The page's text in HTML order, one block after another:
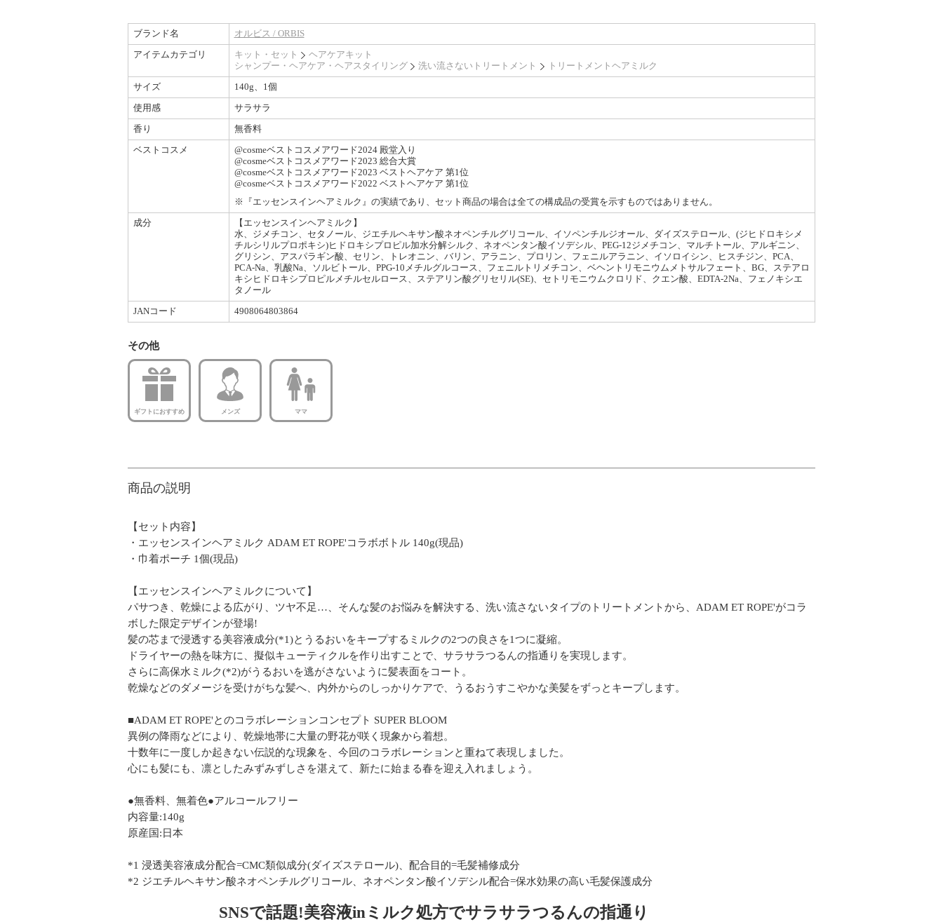
ブランド名
オルビス / ORBIS
アイテムカテゴリ
キット・セット
ヘアケアキット
シャンプー・ヘアケア・ヘアスタイリング
洗い流さないトリートメント
トリートメントヘアミルク
サイズ
140g、1個
使用感
サラサラ
香り
無香料
ベストコスメ
@cosmeベストコスメアワード2024 殿堂入り
@cosmeベストコスメアワード2023 総合大賞
@cosmeベストコスメアワード2023 ベストヘアケア 第1位
@cosmeベストコスメアワード2022 ベストヘアケア 第1位
※『エッセンスインヘアミルク』の実績であり、セット商品の場合は全ての構成品の受賞を示すものではありません。
成分
【エッセンスインヘアミルク】
水、ジメチコン、セタノール、ジエチルヘキサン酸ネオペンチルグリコール、イソペンチルジオール、ダイズステロール、(ジヒドロキシメ
チルシリルプロポキシ)ヒドロキシプロピル加水分解シルク、ネオペンタン酸イソデシル、PEG-12ジメチコン、マルチトール、アルギニン、
グリシン、アスパラギン酸、セリン、トレオニン、バリン、アラニン、プロリン、フェニルアラニン、イソロイシン、ヒスチジン、PCA、
PCA-Na、乳酸Na、ソルビトール、PPG-10メチルグルコース、フェニルトリメチコン、ベヘントリモニウムメトサルフェート、BG、ステアロ
キシヒドロキシプロピルメチルセルロース、ステアリン酸グリセリル(SE)、セトリモニウムクロリド、クエン酸、EDTA-2Na、フェノキシエ
タノール
JANコード
4908064803864
その他
ギフトにおすすめ メンズ ママ
商品の説明
【セット内容】
・エッセンスインヘアミルク ADAM ET ROPE'コラボボトル 140g(現品)
・巾着ポーチ 1個(現品)
【エッセンスインヘアミルクについて】
パサつき、乾燥による広がり、ツヤ不足…、そんな髪のお悩みを解決する、洗い流さないタイプのトリートメントから、ADAM ET ROPE'がコラ
ボした限定デザインが登場!
髪の芯まで浸透する美容液成分(*1)とうるおいをキープするミルクの2つの良さを1つに凝縮。
ドライヤーの熱を味方に、擬似キューティクルを作り出すことで、サラサラつるんの指通りを実現します。
さらに高保水ミルク(*2)がうるおいを逃がさないように髪表面をコート。
乾燥などのダメージを受けがちな髪へ、内外からのしっかりケアで、うるおうすこやかな美髪をずっとキープします。
■ADAM ET ROPE'とのコラボレーションコンセプト SUPER BLOOM
異例の降雨などにより、乾燥地帯に大量の野花が咲く現象から着想。
十数年に一度しか起きない伝説的な現象を、今回のコラボレーションと重ねて表現しました。
心にも髪にも、凛としたみずみずしさを湛えて、新たに始まる春を迎え入れましょう。
●無香料、無着色●アルコールフリー
内容量:140g
原産国:日本
*1 浸透美容液成分配合=CMC類似成分(ダイズステロール)、配合目的=毛髪補修成分
*2 ジエチルヘキサン酸ネオペンチルグリコール、ネオペンタン酸イソデシル配合=保水効果の高い毛髪保護成分
SNSで話題!美容液inミルク処方でサラサラつるんの指通り